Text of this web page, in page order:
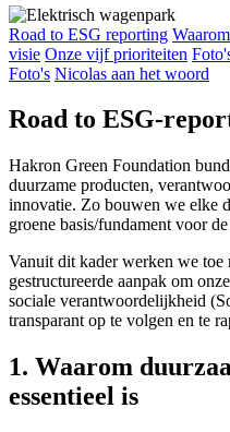
Road to ESG reporting
visie Onze vijf prioriteiten
Foto's Nicolas aan het woord
Road to ESG-
Hakron Green Foundation
duurzame producten,
innovatie. Zo bouwen we elke
groene basis/fundament voor
Vanuit dit kader werken we toe
gestructureerde aanpak om
sociale verantwoordelijkheid
transparant op te volgen en te
1. Waarom
essentieel is